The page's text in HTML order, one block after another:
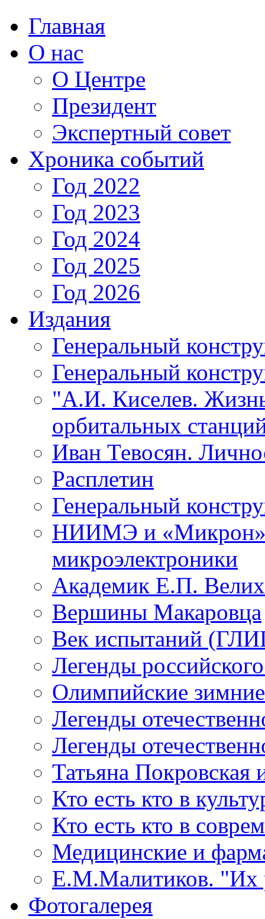
Главная
О нас
О Центре
Президент
Экспертный совет
Хроника событий
Год 2022
Год 2023
Год 2024
Год 2025
Год 2026
Издания
Генеральный
Генеральный
"А.И. Киселев.
орбитальных
Иван Тевосян.
Расплетин
Генеральный
НИИМЭ и «Микрон»
микроэлектроники
Академик Е.П.
Вершины Макаровца
Век испытаний
Легенды
Олимпийские
Легенды
Легенды
Татьяна Покровская
Кто есть кто в
Кто есть кто в
Медицинские и
Е.М.Малитиков. "Их
Фотогалерея